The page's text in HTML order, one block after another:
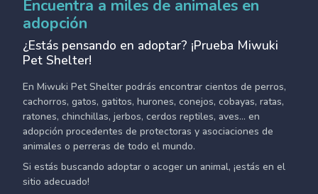
Encuentra a miles de animales en
adopción
¿Estás pensando en adoptar? ¡Prueba Miwuki
Pet Shelter!
En Miwuki Pet Shelter podrás encontrar cientos de perros,
cachorros, gatos, gatitos, hurones, conejos, cobayas, ratas,
ratones, chinchillas, jerbos, cerdos reptiles, aves... en
adopción procedentes de protectoras y asociaciones de
animales o perreras de todo el mundo.
Si estás buscando adoptar o acoger un animal, ¡estás en el
sitio adecuado!